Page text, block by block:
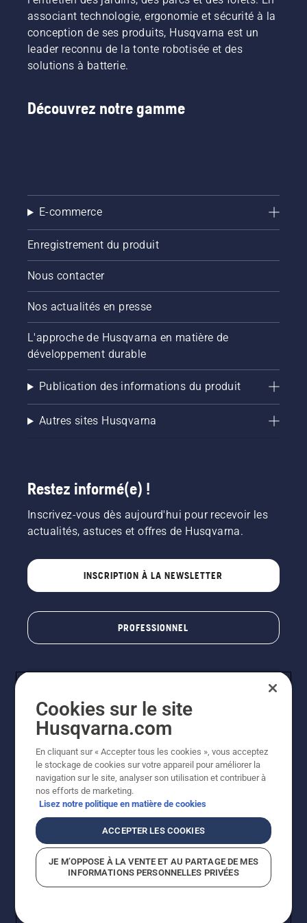
associant technologie, ergonomie et sécurité à la
conception de ses produits, Husqvarna est un
leader reconnu de la tonte robotisée et des
solutions à batterie.
Découvrez notre gamme
E-commerce
Enregistrement du produit
Nous contacter
Nos actualités en presse
L'approche de Husqvarna en matière de
développement durable
Publication des informations du produit
Autres sites Husqvarna
Restez informé(e) !
Inscrivez-vous dès aujourd'hui pour recevoir les
actualités, astuces et offres de Husqvarna.
INSCRIPTION À LA NEWSLETTER
PROFESSIONNEL
© Husqvarna AB (publ). Tous droits réservés. Les prix
indiqués sont des prix de vente conseillés. Photos non
contractuelles. Tous les prix indiqués sont des prix de
vente recommandés (TVA incluse), sauf si le produit est
disponible pour un achat direct.
Conditions d'utilisation Avis de confidentialité
Égalité hommes femmesSignalement de violations présumées
Cookies sur le site
Husqvarna.com
En cliquant sur « Accepter tous les cookies », vous acceptez
le stockage de cookies sur votre appareil pour améliorer la
navigation sur le site, analyser son utilisation et contribuer à
nos efforts de marketing.
Lisez notre politique en matière de cookies
ACCEPTER LES COOKIES
JE M’OPPOSE À LA VENTE ET AU PARTAGE DE MES
INFORMATIONS PERSONNELLES PRIVÉES